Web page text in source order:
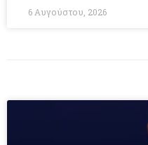
6 Αυγούστου, 2026